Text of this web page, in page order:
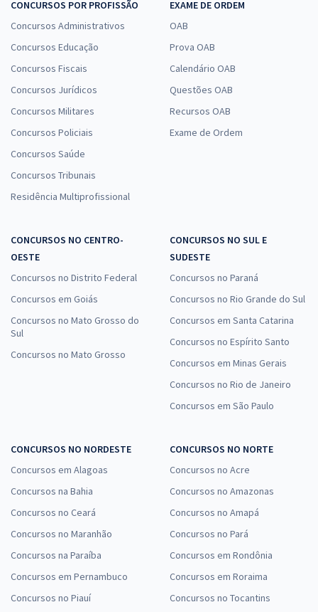
CONCURSOS POR PROFISSÃO
Concursos Administrativos
Concursos Educação
Concursos Fiscais
Concursos Jurídicos
Concursos Militares
Concursos Policiais
Concursos Saúde
Concursos Tribunais
Residência Multiprofissional
EXAME DE ORDEM
OAB
Prova OAB
Calendário OAB
Questões OAB
Recursos OAB
Exame de Ordem
CONCURSOS NO CENTRO-
OESTE
Concursos no Distrito Federal
Concursos em Goiás
Concursos no Mato Grosso do
Sul
Concursos no Mato Grosso
CONCURSOS NO SUL E
SUDESTE
Concursos no Paraná
Concursos no Rio Grande do Sul
Concursos em Santa Catarina
Concursos no Espírito Santo
Concursos em Minas Gerais
Concursos no Rio de Janeiro
Concursos em São Paulo
CONCURSOS NO NORDESTE
Concursos em Alagoas
Concursos na Bahia
Concursos no Ceará
Concursos no Maranhão
Concursos na Paraíba
Concursos em Pernambuco
Concursos no Piauí
CONCURSOS NO NORTE
Concursos no Acre
Concursos no Amazonas
Concursos no Amapá
Concursos no Pará
Concursos em Rondônia
Concursos em Roraima
Concursos no Tocantins